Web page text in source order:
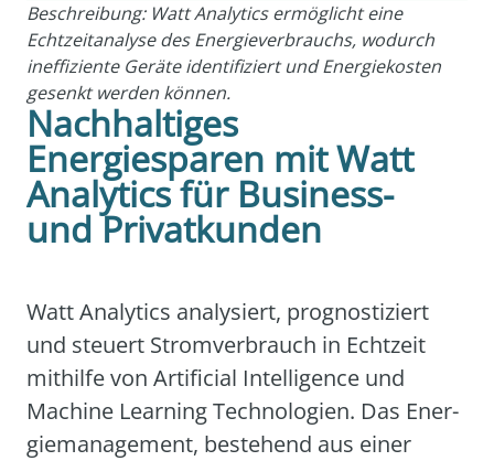
Beschreibung: Watt Analytics ermöglicht eine
Echtzeitanalyse des Energieverbrauchs, wodurch
ineffiziente Geräte identifiziert und Energiekosten
gesenkt werden können.
Nachhaltiges
Energiesparen mit Watt
Analytics für Business-
und Privatkunden
Watt Ana­ly­tics ana­ly­siert, pro­gnos­ti­ziert
und steu­ert Strom­ver­brauch in Echt­zeit
mit­hil­fe von Arti­fi­ci­al Intel­li­gence und
Machi­ne Lear­ning Tech­no­lo­gien. Das Ener­
gie­ma­nage­ment, bestehend aus einer